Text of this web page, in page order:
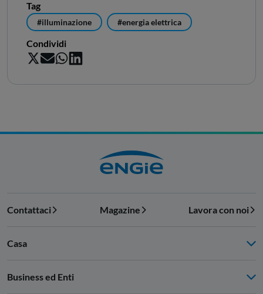
Tag
#illuminazione #energia elettrica
Condividi
Contattaci Magazine Lavora con noi
Casa
Business ed Enti